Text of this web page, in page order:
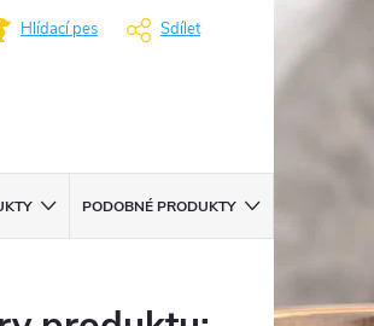
Hlídací pes Sdílet
PODOBNÉ PRODUKTY